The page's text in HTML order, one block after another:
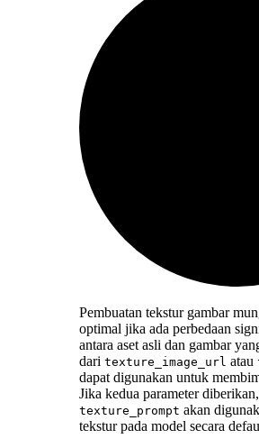
Pembuatan tekstur gambar
optimal jika ada perbedaan
antara aset asli dan gambar
dari texture_image_url atau
dapat digunakan untuk
Jika kedua parameter
texture_prompt akan
tekstur pada model secara